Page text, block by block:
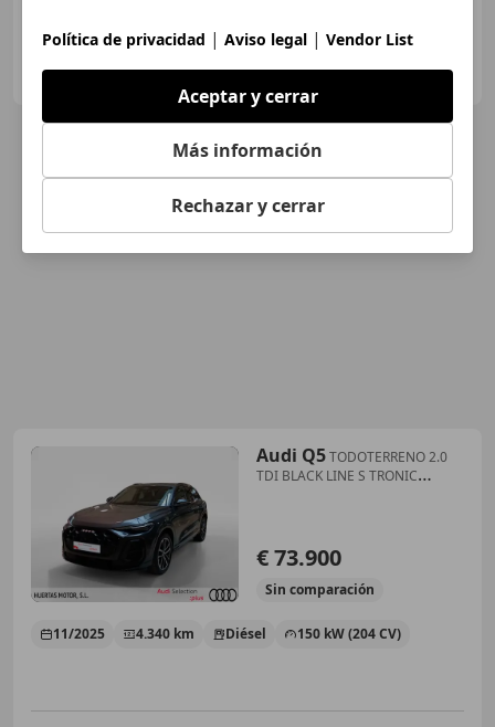
ES-30100 Murcia
Audi Q5TODOTERRENO 2.0
TDI BLACK LINE S TRONIC
€ 73.900
Sin comparación
11/2025 4.340 km Diésel 150 kW (204 CV)
Política de privacidad | Aviso legal | Vendor List
Aceptar y cerrar
Más información
Rechazar y cerrar